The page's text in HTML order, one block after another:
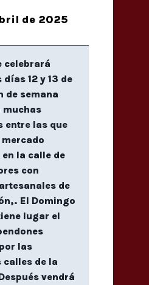
de 2025
celebrará
12 y 13 de
de semana
muchas
entre las que
la calle de
con
de
El Domingo
lugar el
las
de la
vendrá